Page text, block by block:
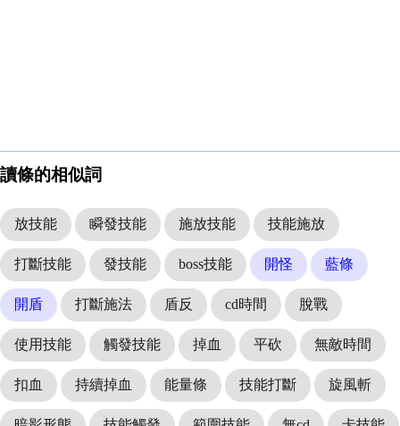
讀條的相似詞
放技能 瞬發技能 施放技能 技能施放
打斷技能 發技能 boss技能 開怪 藍條
開盾 打斷施法 盾反 cd時間 脫戰
使用技能 觸發技能 掉血 平砍 無敵時間
扣血 持續掉血 能量條 技能打斷 旋風斬